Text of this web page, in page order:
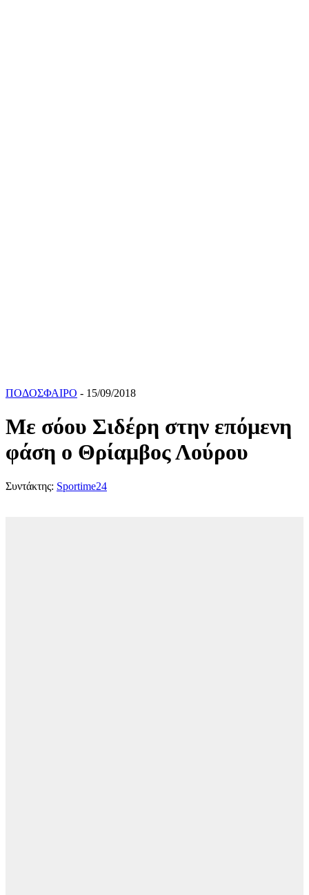
ΠΟΔΟΣΦΑΙΡΟ - 15/09/2018
Με σόου Σιδέρη στην επόμενη
φάση ο Θρίαμβος Λούρου
Συντάκτης: Sportime24